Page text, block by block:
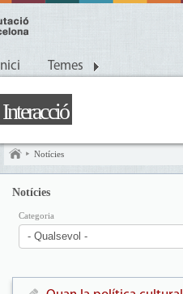
Inici Temes
Interacció
Notícies
Notícies
Categoria